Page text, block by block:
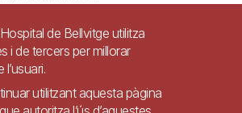
Contacte
Avís legal Ajuda
de Bellvitge utilitza
i de tercers per millorar
l’usuari.
utilitzant aquesta pàgina